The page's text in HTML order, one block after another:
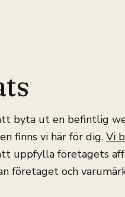
byta ut en befintlig
finns vi här för dig. Vi
uppfylla företagets
företaget och